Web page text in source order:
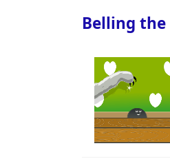
Belling the